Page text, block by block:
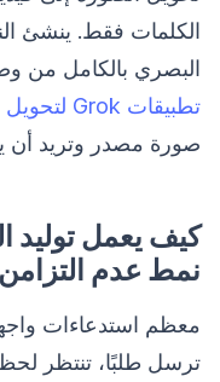
الكلمات فقط. ينشئ
البصري بالكامل من
تطبيقات Grok لتحويل الصورة إلى فيديو
صورة مصدر وتريد أن
كيف يعمل توليد
نمط عدم
معظم استدعاءات
ترسل طلبًا، تنتظر